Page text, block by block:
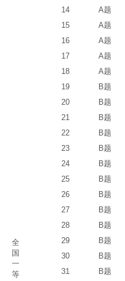
全
国
一
等
14
A题
15
A题
16
A题
17
A题
18
A题
19
B题
20
B题
21
B题
22
B题
23
B题
24
B题
25
B题
26
B题
27
B题
28
B题
29
B题
30
B题
31
B题